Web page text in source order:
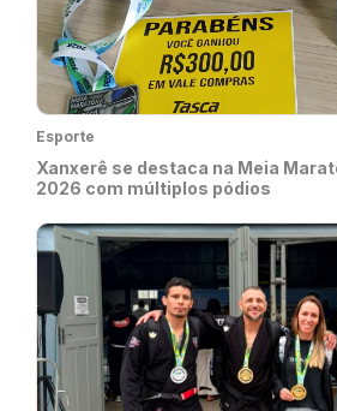
Esporte
Xanxerê se destaca na Meia
2026 com múltiplos pódios